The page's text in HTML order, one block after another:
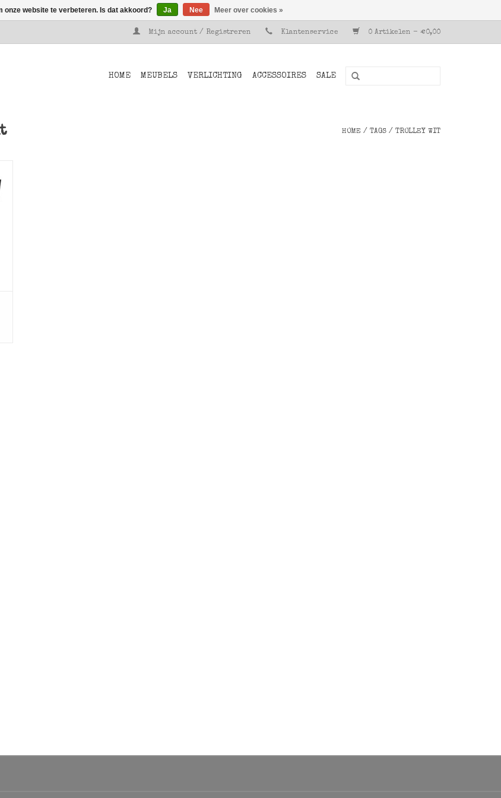
Mijn account / Registreren Klantenservice 0 Artikelen - €0,00
HOME MEUBELS VERLICHTING ACCESSOIRES SALE
HOME / TAGS / TROLLEY WIT
onze website te verbeteren. Is dat akkoord? Ja Nee Meer over cookies »